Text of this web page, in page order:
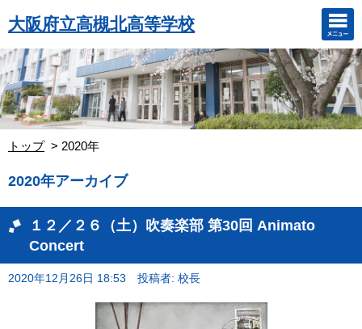
大阪府立高槻北高等学校
トップ 2020年
2020年アーカイブ
１２／２６（土）吹奏楽部 第30回 Animato
Concert
2020年12月26日 18:53 投稿者: 校長